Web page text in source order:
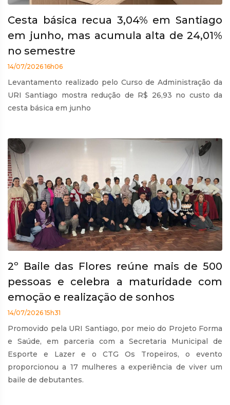
Cesta básica recua 3,04% em Santiago
em junho, mas acumula alta de 24,01%
no semestre
14/07/2026 16h06
Levantamento realizado pelo Curso de Administração da
URI Santiago mostra redução de R$ 26,93 no custo da
cesta básica em junho
2º Baile das Flores reúne mais de 500
pessoas e celebra a maturidade com
emoção e realização de sonhos
14/07/2026 15h31
Promovido pela URI Santiago, por meio do Projeto Forma
e Saúde, em parceria com a Secretaria Municipal de
Esporte e Lazer e o CTG Os Tropeiros, o evento
proporcionou a 17 mulheres a experiência de viver um
baile de debutantes.